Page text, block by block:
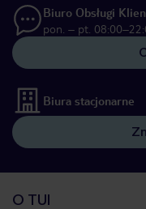
Biuro Obsługi
pon. – pt.
Biura stacjonarne
O TUI